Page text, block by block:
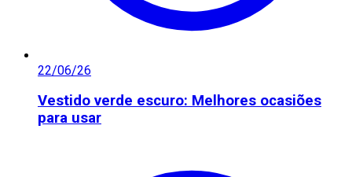
22/06/26
Vestido verde escuro: Melhores ocasiões
para usar